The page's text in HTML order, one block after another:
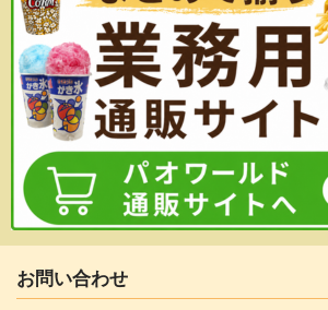
お問い合わせ